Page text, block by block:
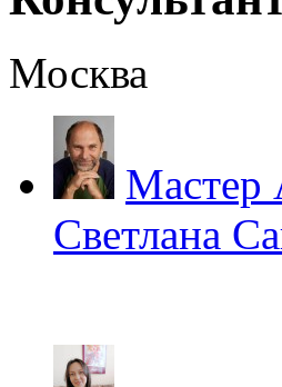
Москва
Мастер
Светлана